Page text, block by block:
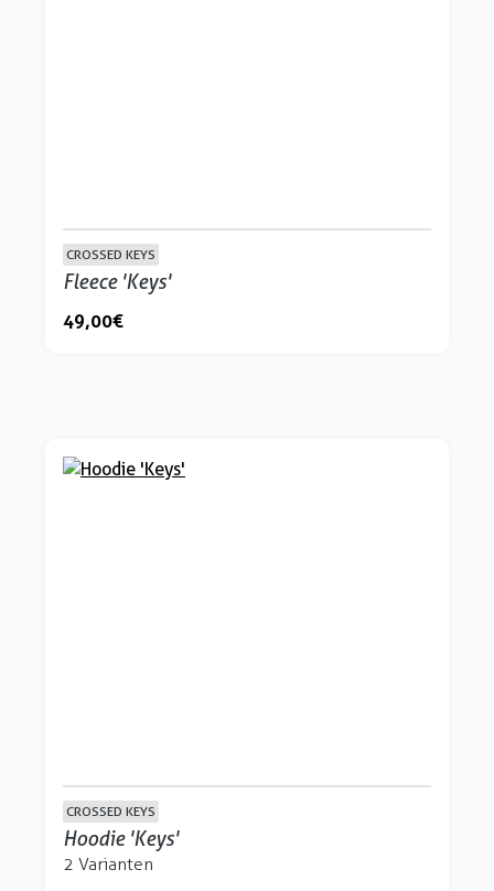
CROSSED KEYS
Fleece 'Keys'
49,00 €
CROSSED KEYS
Hoodie 'Keys'
2 Varianten